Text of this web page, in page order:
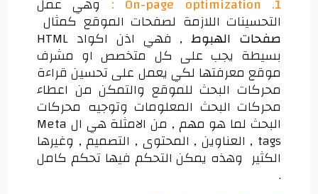
التحسينات اللازمة لصفحات الموقع كمثال
صفحات الهبوط , فهي اذن اكواد HTML
بسيطة يجب على كل متخصص او مشرف
موقع معرفتها لكي يعمل على تحسين قراءة
محركات البحث للموقع والتمكن من اعطاء
محركات البحث المعلومات وتوجيه محركات
البحث لما هو مهم , من الامثلة هي ال Meta
tags , العناوين , المحتوى , التصميم , وغيرها
الكثير وهذه يمكن التحكم فيها تحكم كامل
.